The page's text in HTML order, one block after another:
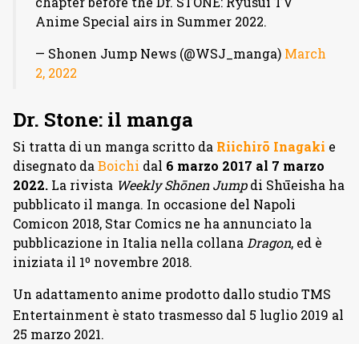
Anime Special airs in Summer 2022.
— Shonen Jump News (@WSJ_manga) March
2, 2022
Dr. Stone: il manga
Si tratta di un manga scritto da Riichirō Inagaki e
disegnato da Boichi dal 6 marzo 2017 al 7 marzo
2022. La rivista Weekly Shōnen Jumpdi Shūeisha ha
pubblicato il manga. In occasione del Napoli
Comicon 2018, Star Comics ne ha annunciato la
pubblicazione in Italia nella collana Dragon, ed è
iniziata il 1º novembre 2018.
Un adattamento anime prodotto dallo studio TMS
Entertainment è stato trasmesso dal 5 luglio 2019 al
25 marzo 2021.